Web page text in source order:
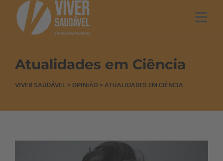
Atualidades em Ciência
VIVER SAUDÁVEL > OPINIÃO > ATUALIDADES EM CIÊNCIA